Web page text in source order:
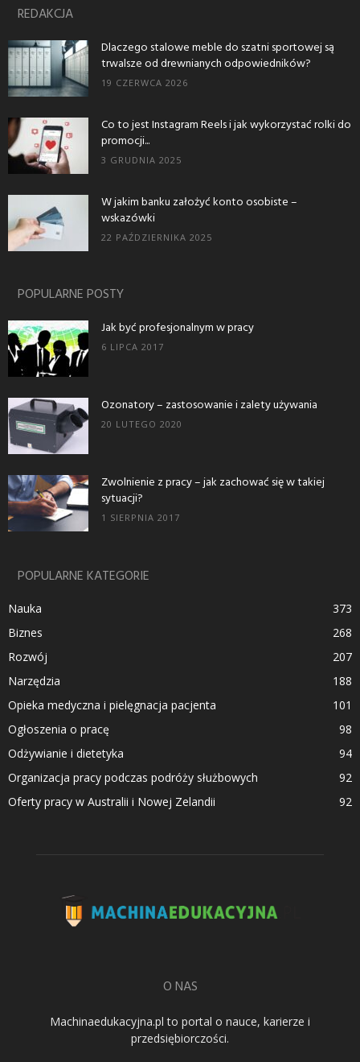
REDAKCJA
Dlaczego stalowe meble do szatni sportowej są
trwalsze od drewnianych odpowiedników?
19 CZERWCA 2026
Co to jest Instagram Reels i jak wykorzystać rolki do
promocji...
3 GRUDNIA 2025
W jakim banku założyć konto osobiste –
wskazówki
22 PAŹDZIERNIKA 2025
POPULARNE POSTY
Jak być profesjonalnym w pracy
6 LIPCA 2017
Ozonatory – zastosowanie i zalety używania
20 LUTEGO 2020
Zwolnienie z pracy – jak zachować się w takiej
sytuacji?
1 SIERPNIA 2017
POPULARNE KATEGORIE
Nauka
373
Biznes
268
Rozwój
207
Narzędzia
188
Opieka medyczna i pielęgnacja pacjenta
101
Ogłoszenia o pracę
98
Odżywianie i dietetyka
94
Organizacja pracy podczas podróży służbowych
92
Oferty pracy w Australii i Nowej Zelandii
92
O NAS
Machinaedukacyjna.pl to portal o nauce, karierze i
przedsiębiorczości.